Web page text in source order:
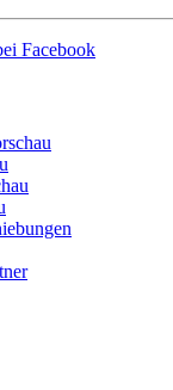
Facebook